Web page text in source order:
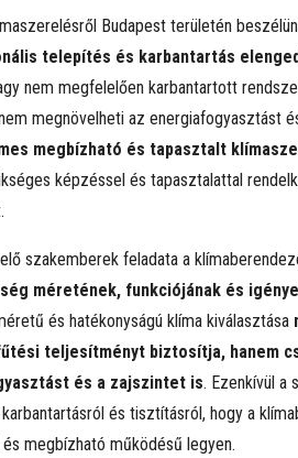
Budapest területén
telepítés és karbantartás
nem megfelelően karbantartott
megnövelheti az energiafogyasztást
megbízható és tapasztalt
képzéssel és tapasztalattal
szakemberek feladata a
méretének, funkciójának és
és hatékonyságú klíma kiválasztása
teljesítményt biztosítja, hanem
és a zajszintet is. Ezenkívül a
és tisztításról, hogy a
megbízható működésű legyen.